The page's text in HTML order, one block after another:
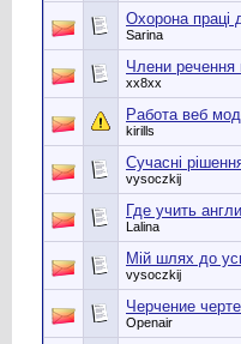
Охорона праці
Sarina
Члени речення
хх8хх
Работа веб
kirills
Сучасні
vysoczkij
Где учить
Lalina
Мій шлях до
vysoczkij
Черчение
Openair